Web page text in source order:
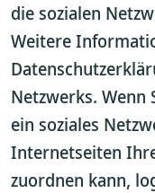
die sozialen
Weitere
Netzwerks. Wenn
ein soziales
Internetseiten
zuordnen kann,